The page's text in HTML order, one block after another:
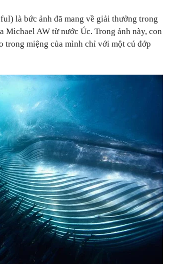
là bức ảnh đã mang về giải thưởng trong
AW từ nước Úc. Trong ảnh này, con
trong miệng của mình chỉ với một cú đớp